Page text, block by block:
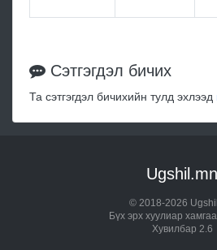
Сэтгэгдэл бичих
Та сэтгэгдэл бичихийн тулд эхлээд
Ugshil.mn
© 2018-2026
Бүх эрх хуулиар
Хувилбар 2.6